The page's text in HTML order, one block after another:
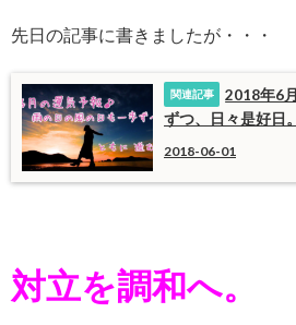
先日の記事に書きましたが・・・
2018年6
ずつ、日々是好日。
2018-06-01
対立を調和へ。